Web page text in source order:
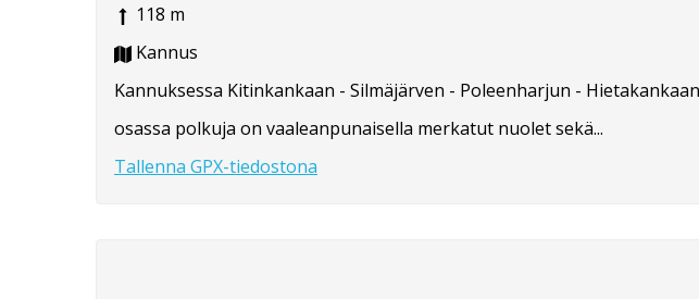
118 m
Kannus
Kannuksessa Kitinkankaan - Silmäjärven - Poleenharjun -
osassa polkuja on vaaleanpunaisella merkatut nuolet sekä...
Tallenna GPX-tiedostona